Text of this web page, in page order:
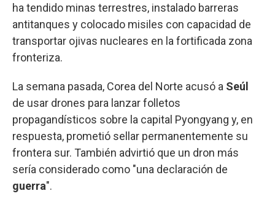
ha tendido minas terrestres, instalado barreras
antitanques y colocado misiles con capacidad de
transportar ojivas nucleares en la fortificada zona
fronteriza.
La semana pasada, Corea del Norte acusó a Seúl
de usar drones para lanzar folletos
propagandísticos sobre la capital Pyongyang y, en
respuesta, prometió sellar permanentemente su
frontera sur. También advirtió que un dron más
sería considerado como "una declaración de
guerra".